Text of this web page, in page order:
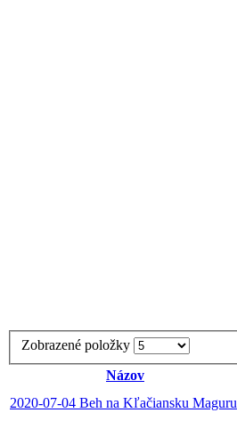
Zobrazené položky
Názov
2020-07-04 Beh na Kľačiansku Maguru